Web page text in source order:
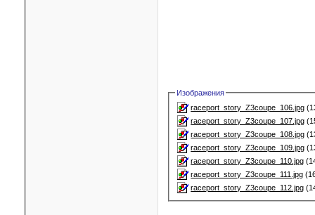
Изображения
raceport_story_Z3coupe_106.jpg
raceport_story_Z3coupe_107.jpg
raceport_story_Z3coupe_108.jpg
raceport_story_Z3coupe_109.jpg
raceport_story_Z3coupe_110.jpg
raceport_story_Z3coupe_111.jpg
raceport_story_Z3coupe_112.jpg